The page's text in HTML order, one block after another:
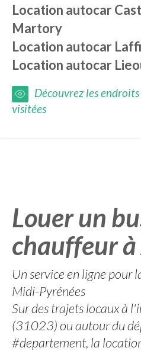
Location autocar
Martory
Location autocar
Location autocar
Découvrez les
visitées
Louer un
chauffeur
Un service en ligne pour
Midi-Pyrénées
Sur des trajets locaux à
(31023) ou autour du
#departement, la